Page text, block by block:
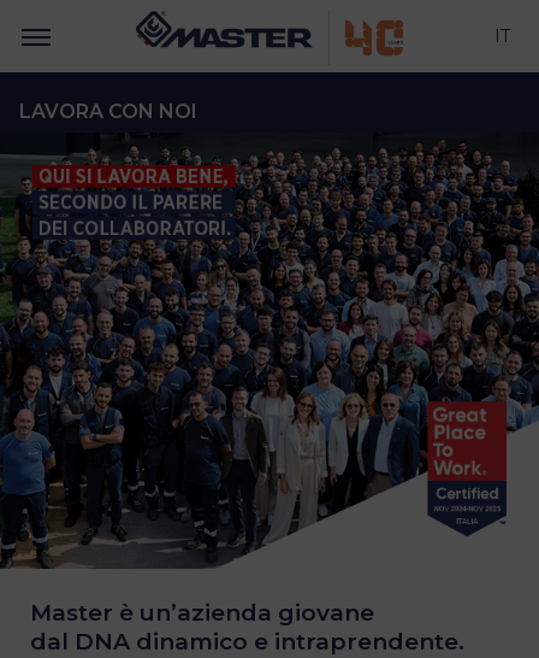
IT
LAVORA CON NOI
Master è un’azienda giovane
dal DNA dinamico e intraprendente.